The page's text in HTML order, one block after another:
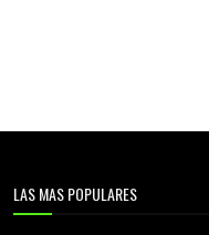
LAS MAS POPULARES